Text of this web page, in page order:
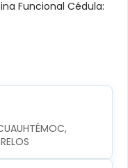
Funcional Cédula: